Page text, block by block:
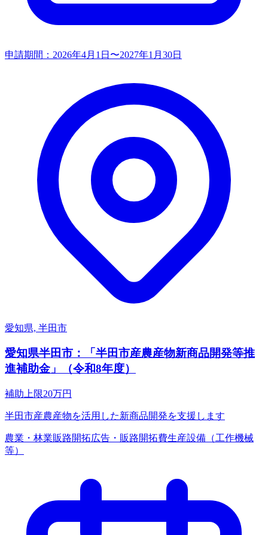
申請期間： 2026年4月1日〜2027年1月30日
愛知県, 半田市
愛知県半田市：「半田市産農産物新商品開発等推
進補助金」（令和8年度）
補助上限20万円
半田市産農産物を活用した新商品開発を支援します
農業・林業販路開拓広告・販路開拓費生産設備（工作機械
等）